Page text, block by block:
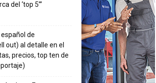
del ‘top 5’”
de
out) al detalle en el
precios, top ten de